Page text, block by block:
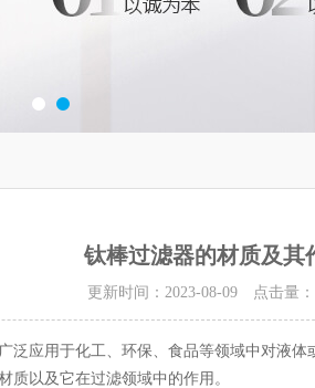
钛棒过滤器的材质及其
更新时间：2023-08-09 点击量：
应用于化工、环保、食品等领域中对液体
质以及它在过滤领域中的作用。